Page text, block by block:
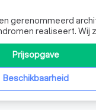
gerenommeerd
realiseert. Wij
ontwerpen van
die voldoen aan
op het creëren van
elk met een zeer
Beschikbaarheid
Prijsopgave